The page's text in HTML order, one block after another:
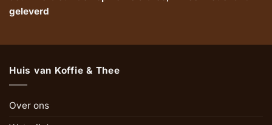
geleverd
Huis van Koffie & Thee
Over ons